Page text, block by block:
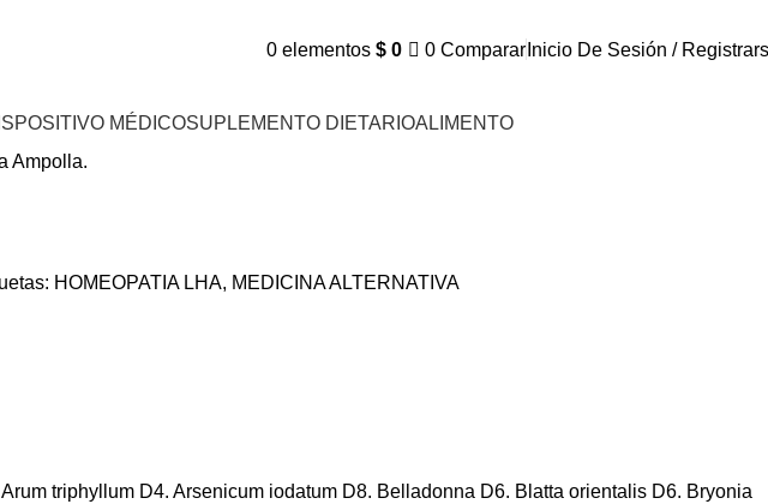
0 elementos $ 0 0 Comparar Inicio De Sesión /
MÉDICOSUPLEMENTO DIETARIOALIMENTO
Ampolla.
HOMEOPATIA LHA, MEDICINA ALTERNATIVA
triphyllum D4. Arsenicum iodatum D8. Belladonna D6. Blatta orientalis D6. Bryonia